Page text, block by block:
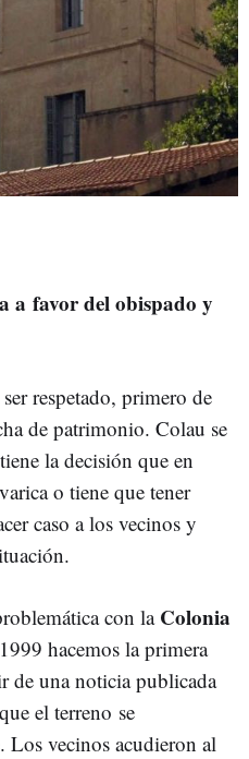
a favor del obispado y
respetado, primero de
de patrimonio. Colau se
la decisión que en
o tiene que tener
caso a los vecinos y
con la Colonia
hacemos la primera
de una noticia publicada
el terreno se
Los vecinos acudieron al